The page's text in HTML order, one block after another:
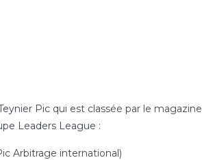
Pic qui est classée par le magazine
Leaders League :
Arbitrage international)